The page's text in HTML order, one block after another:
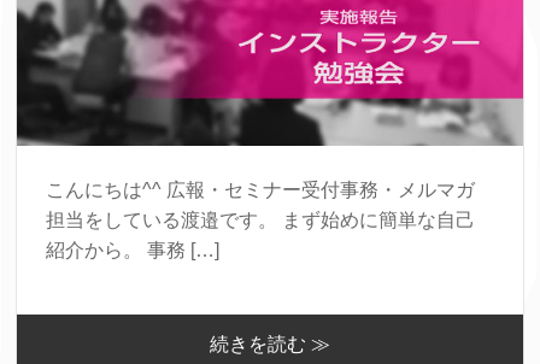
こんにちは^^ 広報・セミナー受付事務・メルマガ
担当をしている渡邉です。 まず始めに簡単な自己
紹介から。 事務 […]
続きを読む ≫